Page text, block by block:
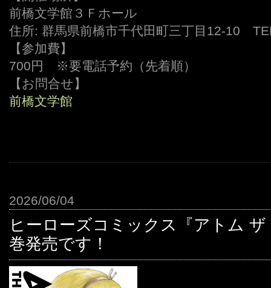
前橋文学館３Ｆホール
住所: 群馬県前橋市千代田町三丁目12-10
【参加費】
700円 ※要電話予約（先着順）
【お問合せ】
前橋文学館
2026/06/04
ヒーローズコミックス『アトム
巻発売です！